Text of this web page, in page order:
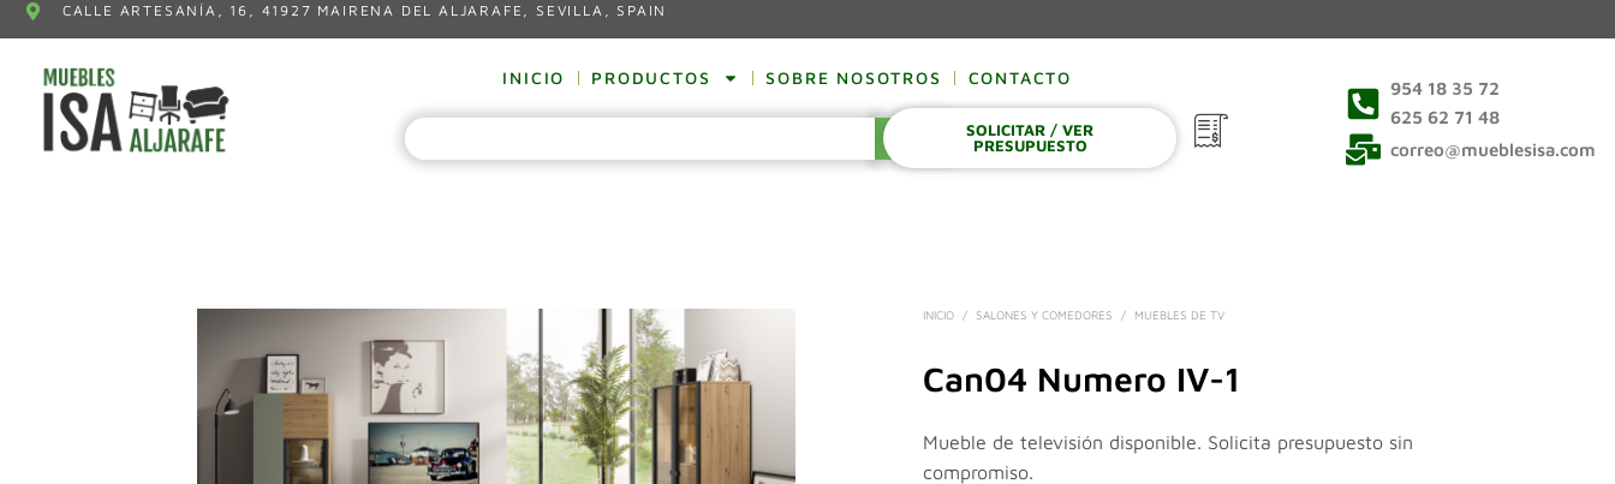
CALLE ARTESANÍA, 16, 41927 MAIRENA DEL ALJARAFE, SEVILLA, SPAIN
INICIO PRODUCTOS SOBRE NOSOTROS CONTACTO
SOLICITAR / VER
PRESUPUESTO
954 18 35 72
625 62 71 48
correo@mueblesisa.com
INICIO / SALONES Y COMEDORES / MUEBLES DE TV
Can04 Numero IV-1
Mueble de televisión disponible. Solicita presupuesto sin
compromiso.